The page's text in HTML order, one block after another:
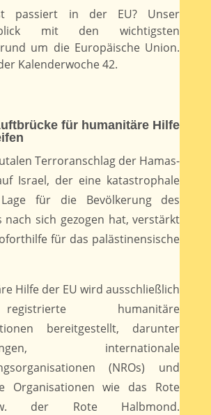
passiert in der EU? Unser
mit den wichtigsten
um die Europäische Union.
Kalenderwoche 42.
für humanitäre Hilfe
Terroranschlag der Hamas-
Israel, der eine katastrophale
für die Bevölkerung des
nach sich gezogen hat, verstärkt
für das palästinensische
Hilfe der EU wird ausschließlich
humanitäre
bereitgestellt, darunter
internationale
(NROs) und
Organisationen wie das Rote
der Rote Halbmond.